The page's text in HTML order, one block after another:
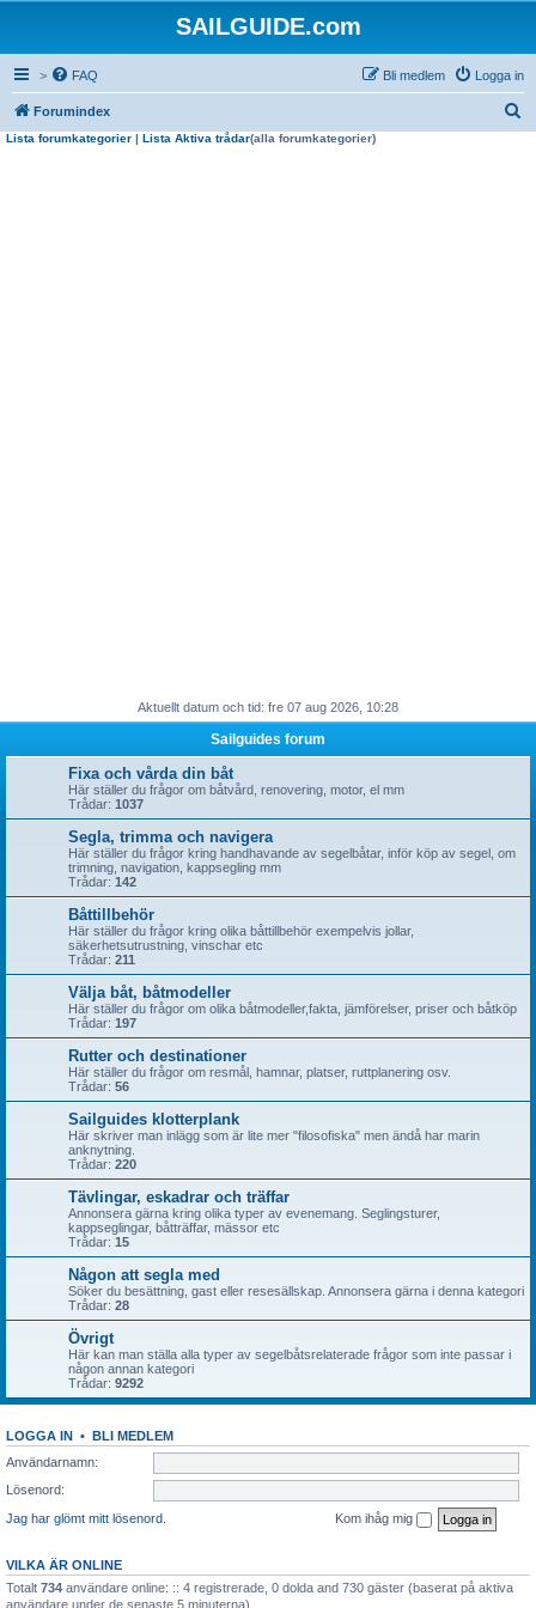
SAILGUIDE.com
> FAQ Logga in
Bli medlem
Forumindex
Lista forumkategorier | Lista Aktiva trådar(alla forumkategorier)
Aktuellt datum och tid: fre 07 aug 2026, 10:28
Sailguides forum
Fixa och vårda din båt
Här ställer du frågor om båtvård, renovering, motor, el mm
Trådar: 1037
Segla, trimma och navigera
Här ställer du frågor kring handhavande av segelbåtar, inför köp av segel, om
trimning, navigation, kappsegling mm
Trådar: 142
Båttillbehör
Här ställer du frågor kring olika båttillbehör exempelvis jollar,
säkerhetsutrustning, vinschar etc
Trådar: 211
Välja båt, båtmodeller
Här ställer du frågor om olika båtmodeller,fakta, jämförelser, priser och båtköp
Trådar: 197
Rutter och destinationer
Här ställer du frågor om resmål, hamnar, platser, ruttplanering osv.
Trådar: 56
Sailguides klotterplank
Här skriver man inlägg som är lite mer "filosofiska" men ändå har marin
anknytning.
Trådar: 220
Tävlingar, eskadrar och träffar
Annonsera gärna kring olika typer av evenemang. Seglingsturer,
kappseglingar, båtträffar, mässor etc
Trådar: 15
Någon att segla med
Söker du besättning, gast eller resesällskap. Annonsera gärna i denna kategori
Trådar: 28
Övrigt
Här kan man ställa alla typer av segelbåtsrelaterade frågor som inte passar i
någon annan kategori
Trådar: 9292
LOGGA IN • BLI MEDLEM
Användarnamn:
Lösenord:
Jag har glömt mitt lösenord.
Kom ihåg mig
VILKA ÄR ONLINE
Totalt 734 användare online: :: 4 registrerade, 0 dolda and 730 gäster (baserat på aktiva
användare under de senaste 5 minuterna)